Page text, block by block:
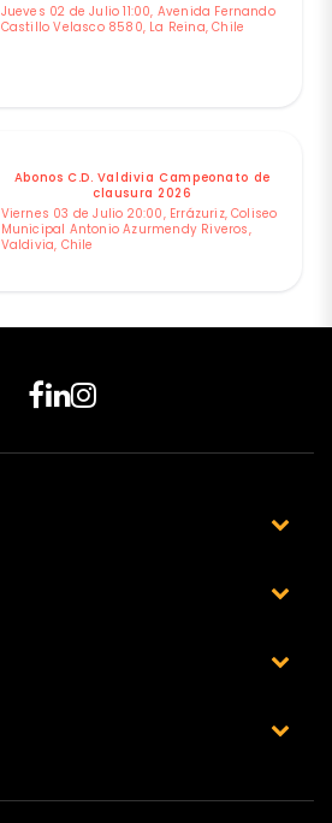
Jueves 02 de Julio 11:00, Avenida Fernando
Castillo Velasco 8580, La Reina, Chile
Abonos C.D. Valdivia Campeonato de
clausura 2026
Viernes 03 de Julio 20:00, Errázuriz, Coliseo
Municipal Antonio Azurmendy Riveros,
Valdivia, Chile